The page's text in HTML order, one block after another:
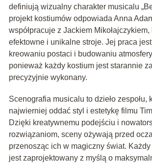
definiują wizualny charakter musicalu
projekt kostiumów odpowiada Anna
współpracuje z Jackiem
efektowne i unikalne stroje. Jej praca
kreowaniu postaci i budowaniu
ponieważ każdy kostium jest starannie
precyzyjnie wykonany.
Scenografia musicalu to dzieło zespołu,
najwierniej oddać styl i estetykę filmu
Dzięki kreatywnemu podejściu i
rozwiązaniom, sceny ożywają przed
przenosząc ich w magiczny świat.
jest zaprojektowany z myślą o